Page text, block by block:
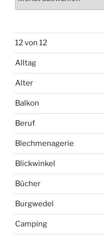
12 von 12
Alltag
Alter
Balkon
Beruf
Blechmenagerie
Blickwinkel
Bücher
Burgwedel
Camping